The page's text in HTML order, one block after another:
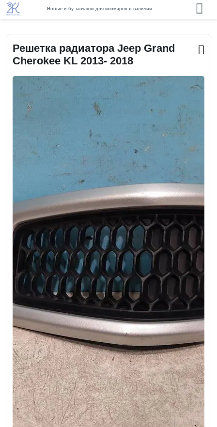
Новые и бу запчасти для иномарок в наличии
Решетка радиатора Jeep Grand
Cherokee KL 2013- 2018
❮Previous ❯Next